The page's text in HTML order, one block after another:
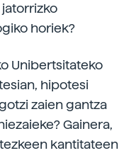
horiek?
Unibertsitateko
hipotesi
zaien gantza
Gainera,
kantitateen